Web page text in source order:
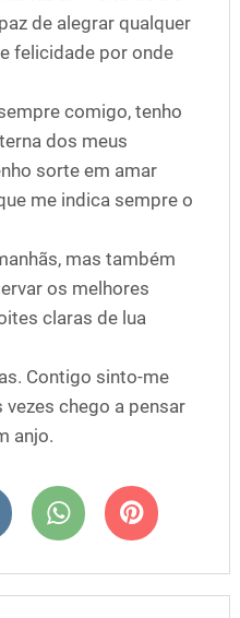
de alegrar qualquer
felicidade por onde
comigo, tenho
dos meus
sorte em amar
me indica sempre o
mas também
os melhores
claras de lua
Contigo sinto-me
vezes chego a pensar
anjo.